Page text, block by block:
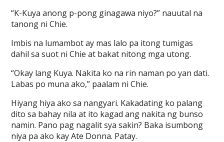
“K-Kuya anong p-pong ginagawa niyo?” nauutal na
tanong ni Chie.
Imbis na lumambot ay mas lalo pa itong tumigas
dahil sa suot ni Chie at bakat nitong mga utong.
“Okay lang Kuya. Nakita ko na rin naman po yan dati.
Labas po muna ako,” paalam ni Chie.
Hiyang hiya ako sa nangyari. Kakadating ko palang
dito sa bahay nila at ito kagad ang nakita ng bunso
namin. Pano pag nagalit sya sakin? Baka isumbong
niya pa ako kay Ate Donna. Patay.